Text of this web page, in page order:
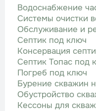
Водоснабжение
Системы очистки
Обслуживание и
Септик под ключ
Консервация
Септик Топас под
Погреб под ключ
Бурение скважин
Обустройство
Кессоны для